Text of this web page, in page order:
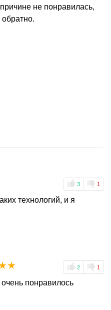
не понравилась,
3 1
технологий, и я
2 1
☆
понравилось